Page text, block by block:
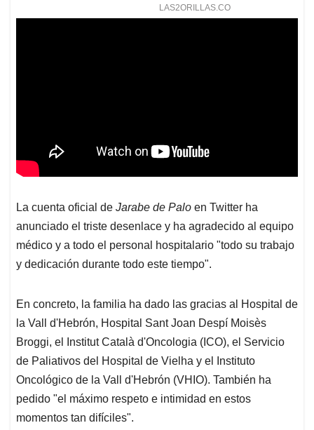
La cuenta oficial de Jarabe de Palo en Twitter ha
anunciado el triste desenlace y ha agradecido al equipo
médico y a todo el personal hospitalario "todo su trabajo
y dedicación durante todo este tiempo".
En concreto, la familia ha dado las gracias al Hospital de
la Vall d'Hebrón, Hospital Sant Joan Despí Moisès
Broggi, el Institut Català d'Oncologia (ICO), el Servicio
de Paliativos del Hospital de Vielha y el Instituto
Oncológico de la Vall d'Hebrón (VHIO). También ha
pedido "el máximo respeto e intimidad en estos
momentos tan difíciles".